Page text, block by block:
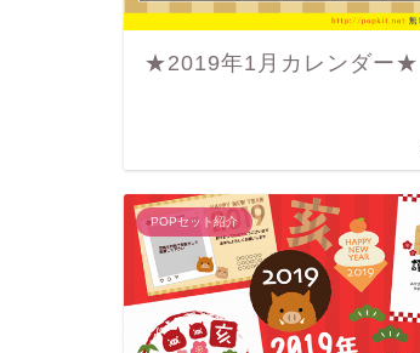
★2019年1月カレンダー★
POPセット紹介